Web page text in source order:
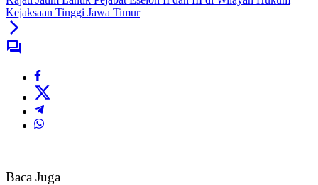
Kejaksaan Tinggi Jawa Timur
Baca Juga